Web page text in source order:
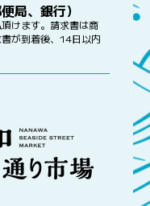
局、銀行）
けます。請求書は商
が到着後、14日以内